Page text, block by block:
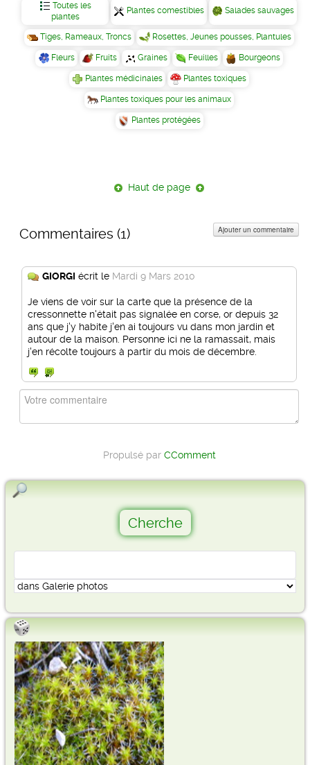
Toutes les
plantes
Plantes comestibles Salades sauvages
Tiges, Rameaux, Troncs Rosettes, Jeunes pousses, Plantules
Fleurs Fruits Graines Feuilles Bourgeons
Plantes médicinales Plantes toxiques
Plantes toxiques pour les animaux
Plantes protégées
Haut de page
Commentaires (1) Ajouter un commentaire
GIORGI écrit le Mardi 9 Mars 2010
Je viens de voir sur la carte que la présence de la
cressonnette n'était pas signalée en corse, or depuis 32
ans que j'y habite j'en ai toujours vu dans mon jardin et
autour de la maison. Personne ici ne la ramassait, mais
j'en récolte toujours à partir du mois de décembre.
Propulsé par CComment